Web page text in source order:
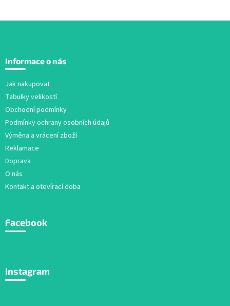
p
Informace o nás
Jak nakupovat
Tabulky velikostí
Obchodní podmínky
Podmínky ochrany osobních údajů
Výměna a vrácení zboží
Reklamace
Doprava
O nás
Kontakt a otevírací doba
Facebook
Instagram